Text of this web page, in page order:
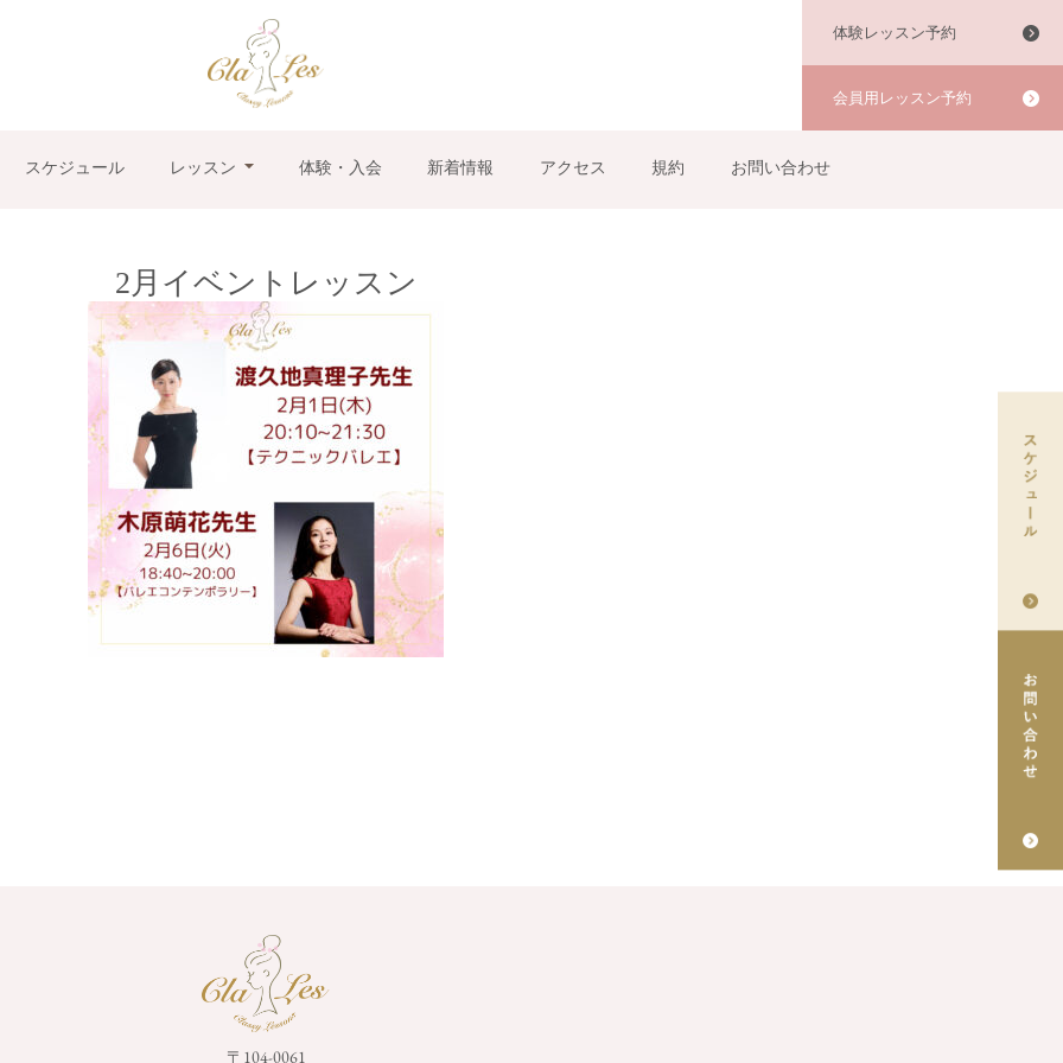
体験レッスン予約
会員用レッスン予約
スケジュール レッスン 体験・入会 新着情報 アクセス 規約 お問い合わせ
2月イベントレッスン
〒104-0061